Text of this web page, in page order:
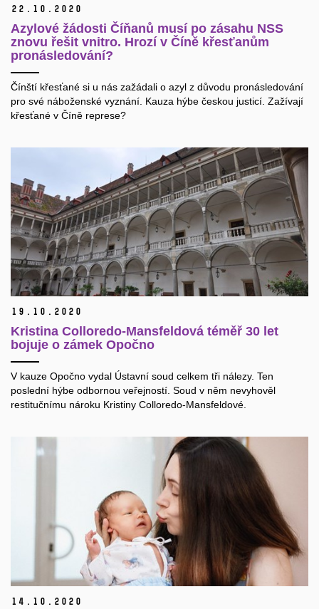
22. 10. 2020
Azylové žádosti Číňanů musí po zásahu NSS
znovu řešit vnitro. Hrozí v Číně křesťanům
pronásledování?
Čínští křesťané si u nás zažádali o azyl z důvodu pronásledování
pro své náboženské vyznání. Kauza hýbe českou justicí. Zažívají
křesťané v Číně represe?
19. 10. 2020
Kristina Colloredo-Mansfeldová téměř 30 let
bojuje o zámek Opočno
V kauze Opočno vydal Ústavní soud celkem tři nálezy. Ten
poslední hýbe odbornou veřejností. Soud v něm nevyhověl
restitučnímu nároku Kristiny Colloredo-Mansfeldové.
14. 10. 2020